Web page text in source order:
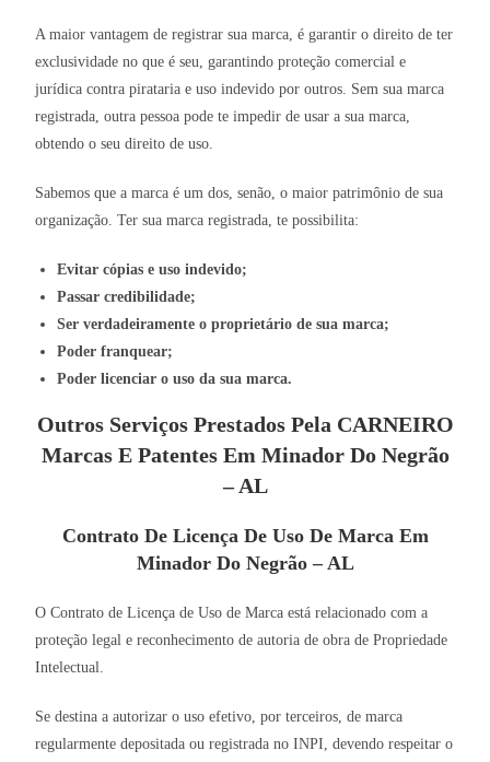
A maior vantagem de registrar sua marca, é garantir o direito de ter
exclusividade no que é seu, garantindo proteção comercial e
jurídica contra pirataria e uso indevido por outros. Sem sua marca
registrada, outra pessoa pode te impedir de usar a sua marca,
obtendo o seu direito de uso.
Sabemos que a marca é um dos, senão, o maior patrimônio de sua
organização. Ter sua marca registrada, te possibilita:
Evitar cópias e uso indevido;
Passar credibilidade;
Ser verdadeiramente o proprietário de sua marca;
Poder franquear;
Poder licenciar o uso da sua marca.
Outros Serviços Prestados Pela CARNEIRO
Marcas E Patentes Em Minador Do Negrão
– AL
Contrato De Licença De Uso De Marca Em
Minador Do Negrão – AL
O Contrato de Licença de Uso de Marca está relacionado com a
proteção legal e reconhecimento de autoria de obra de Propriedade
Intelectual.
Se destina a autorizar o uso efetivo, por terceiros, de marca
regularmente depositada ou registrada no INPI, devendo respeitar o